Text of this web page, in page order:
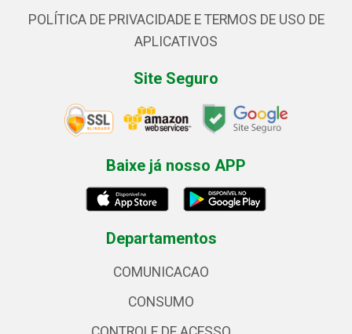
POLÍTICA DE PRIVACIDADE E TERMOS DE USO DE
APLICATIVOS
Site Seguro
Baixe já nosso APP
Departamentos
COMUNICACAO
CONSUMO